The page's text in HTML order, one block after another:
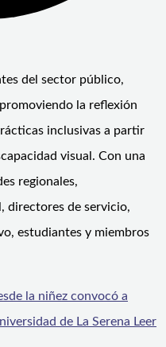
del sector público,
la reflexión
inclusivas a partir
visual. Con una
regionales,
directores de servicio,
estudiantes y miembros
la niñez convocó a
de La Serena Leer